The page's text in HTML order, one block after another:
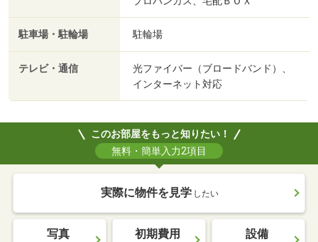
駐車場・駐輪場 駐輪場
テレビ・通信
光ファイバー（ブロードバンド）、
インターネット対応
このお部屋をもっと知りたい！
無料・簡単入力2項目
実際に物件を見学 したい
写真 初期費用 設備